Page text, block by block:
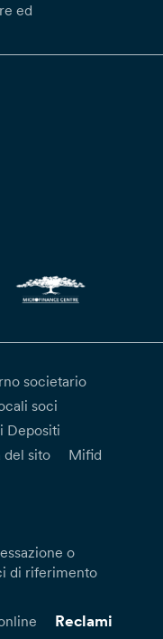
ed
societario
soci
Depositi
del sito
Mifid
o
di riferimento
Reclami